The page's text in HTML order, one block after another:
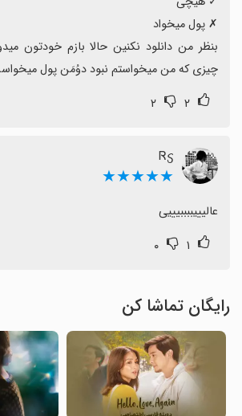
چیزی که من میخواستم نبود دوُمَن پول
۲ ۲
Ꮢ𐔣
★★★★★
عالیییببببیییی
۱ ۰
رایگان تماشا کن